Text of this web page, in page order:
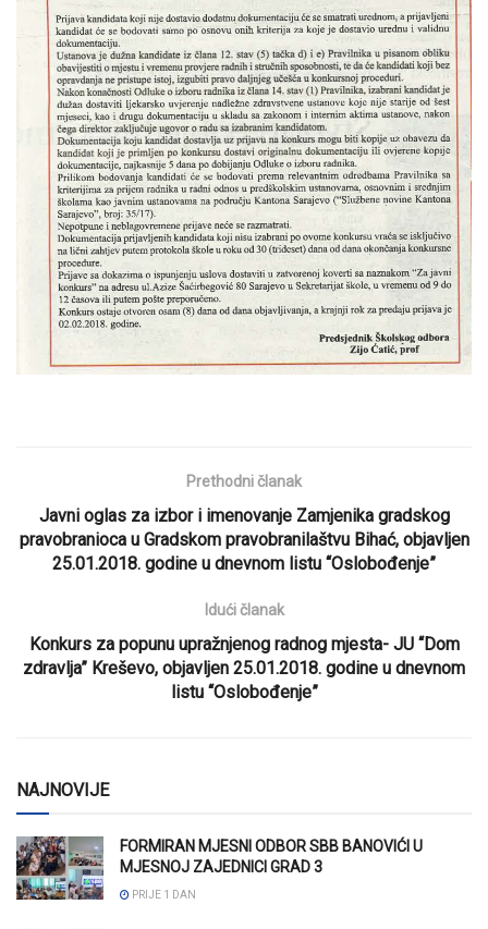
Prethodni članak
Javni oglas za izbor i imenovanje Zamjenika gradskog
pravobranioca u Gradskom pravobranilaštvu Bihać, objavljen
25.01.2018. godine u dnevnom listu “Oslobođenje”
Idući članak
Konkurs za popunu upražnjenog radnog mjesta- JU “Dom
zdravlja” Kreševo, objavljen 25.01.2018. godine u dnevnom
listu “Oslobođenje”
NAJNOVIJE
FORMIRAN MJESNI ODBOR SBB BANOVIĆI U
MJESNOJ ZAJEDNICI GRAD 3
PRIJE 1 DAN